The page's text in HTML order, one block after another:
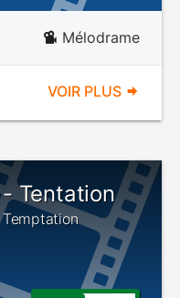
Mélodrame
VOIR PLUS
Tentation